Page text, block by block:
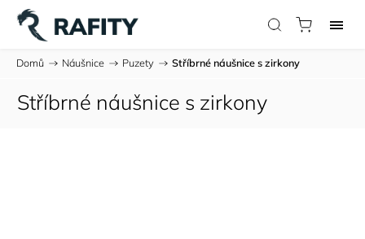
Domů / Náušnice / Puzety / Stříbrné náušnice s zirkony
Stříbrné náušnice s zirkony